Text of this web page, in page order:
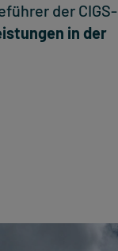
der CIGS-
in der